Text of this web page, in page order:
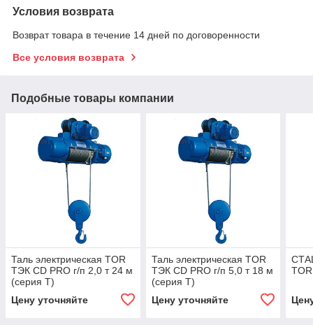
Условия возврата
Возврат товара в течение 14 дней по договоренности
Все условия возврата
Подобные товары компании
Таль электрическая TOR
ТЭК CD PRO г/п 2,0 т 24 м
(серия T)
Цену уточняйте
Таль электрическая TOR
ТЭК CD PRO г/п 5,0 т 18 м
(серия T)
Цену уточняйте